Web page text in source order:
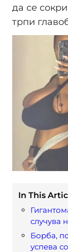
да се
трпи
In This
случува
Борба,
успева